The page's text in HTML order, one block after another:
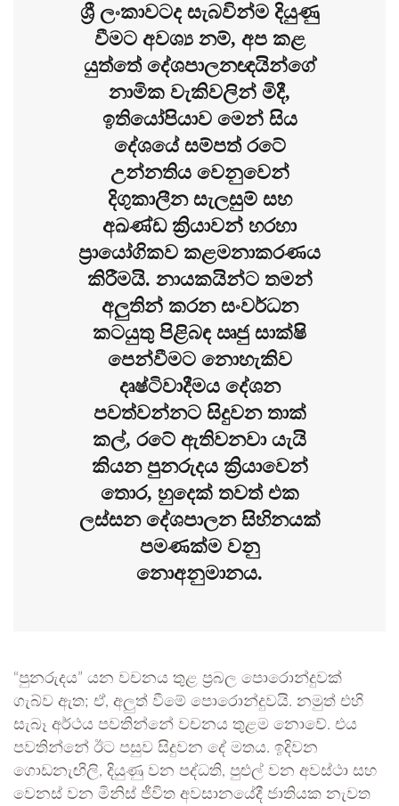
ශ්‍රී ලංකාවටද සැබවින්ම දියුණු
වීමට අවශ්‍ය නම්, අප කළ
යුත්තේ දේශපාලනඥයින්ගේ
නාමික වැකිවලින් මිදී,
ඉතියෝපියාව මෙන් සිය
දේශයේ සම්පත් රටේ
උන්නතිය වෙනුවෙන්
දිගුකාලීන සැලසුම් සහ
අඛණ්ඩ ක්‍රියාවන් හරහා
ප්‍රායෝගිකව කළමනාකරණය
කිරීමයි. නායකයින්ට තමන්
අලුතින් කරන සංවර්ධන
කටයුතු පිළිබඳ ඍජු සාක්ෂි
පෙන්වීමට නොහැකිව
දෘෂ්ටිවාදීමය දේශන
පවත්වන්නට සිදුවන තාක්
කල්, රටේ ඇතිවනවා යැයි
කියන පුනරුදය ක්‍රියාවෙන්
තොර, හුදෙක් තවත් එක
ලස්සන දේශපාලන සිහිනයක්
පමණක්ම වනු
නොඅනුමානය.
“පුනරුදය” යන වචනය තුළ ප්‍රබල පොරොන්දුවක්
ගැබ්ව ඇත; ඒ, අලුත් වීමේ පොරොන්දුවයි. නමුත් එහි
සැබෑ අර්ථය පවතින්නේ වචනය තුළම නොවේ. එය
පවතින්නේ ඊට පසුව සිදුවන දේ මතය. ඉදිවන
ගොඩනැඟිලි, දියුණු වන පද්ධති, පුළුල් වන අවස්ථා සහ
වෙනස් වන මිනිස් ජීවිත අවසානයේදී ජාතියක නැවත